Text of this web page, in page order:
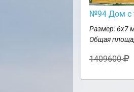
№94 Дом с
Размер: 6х7
Общая
1409600